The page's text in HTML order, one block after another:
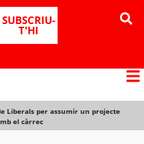
SUBSCRIU-
T'HI
Liberals per assumir un projecte
el càrrec